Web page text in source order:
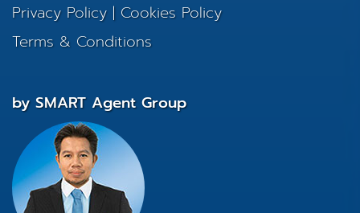
Privacy Policy | Cookies Policy
Terms & Conditions
by SMART Agent Group